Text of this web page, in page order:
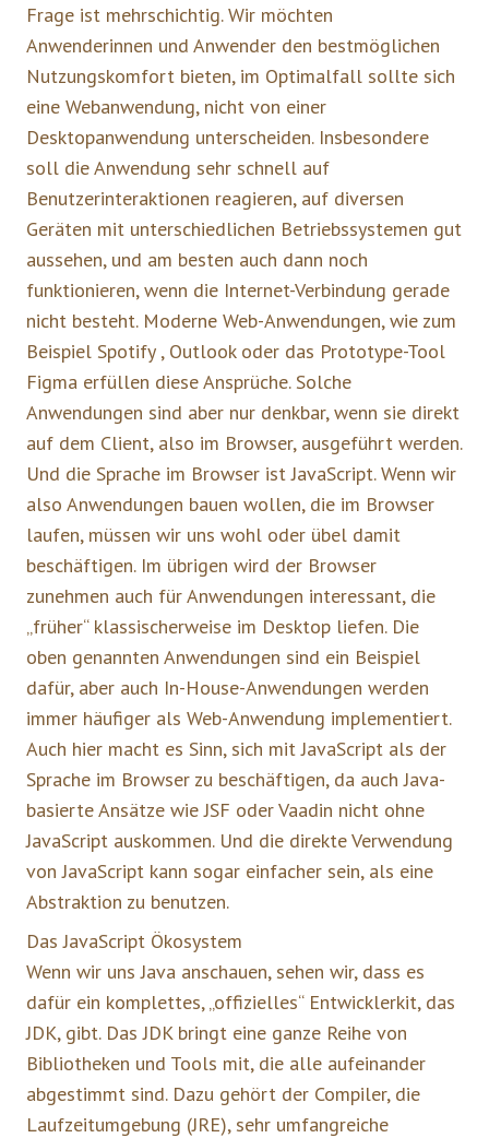
Frage ist mehrschichtig. Wir möchten
Anwenderinnen und Anwender den bestmöglichen
Nutzungskomfort bieten, im Optimalfall sollte sich
eine Webanwendung, nicht von einer
Desktopanwendung unterscheiden. Insbesondere
soll die Anwendung sehr schnell auf
Benutzerinteraktionen reagieren, auf diversen
Geräten mit unterschiedlichen Betriebssystemen gut
aussehen, und am besten auch dann noch
funktionieren, wenn die Internet-Verbindung gerade
nicht besteht. Moderne Web-Anwendungen, wie zum
Beispiel Spotify , Outlook oder das Prototype-Tool
Figma erfüllen diese Ansprüche. Solche
Anwendungen sind aber nur denkbar, wenn sie direkt
auf dem Client, also im Browser, ausgeführt werden.
Und die Sprache im Browser ist JavaScript. Wenn wir
also Anwendungen bauen wollen, die im Browser
laufen, müssen wir uns wohl oder übel damit
beschäftigen. Im übrigen wird der Browser
zunehmen auch für Anwendungen interessant, die
„früher“ klassischerweise im Desktop liefen. Die
oben genannten Anwendungen sind ein Beispiel
dafür, aber auch In-House-Anwendungen werden
immer häufiger als Web-Anwendung implementiert.
Auch hier macht es Sinn, sich mit JavaScript als der
Sprache im Browser zu beschäftigen, da auch Java-
basierte Ansätze wie JSF oder Vaadin nicht ohne
JavaScript auskommen. Und die direkte Verwendung
von JavaScript kann sogar einfacher sein, als eine
Abstraktion zu benutzen.
Das JavaScript Ökosystem
Wenn wir uns Java anschauen, sehen wir, dass es
dafür ein komplettes, „offizielles“ Entwicklerkit, das
JDK, gibt. Das JDK bringt eine ganze Reihe von
Bibliotheken und Tools mit, die alle aufeinander
abgestimmt sind. Dazu gehört der Compiler, die
Laufzeitumgebung (JRE), sehr umfangreiche